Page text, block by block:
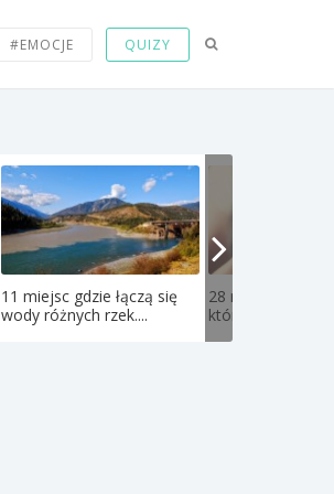
#EMOCJE QUIZY
11 miejsc gdzie łączą się
wody różnych rzek....
28
których nie